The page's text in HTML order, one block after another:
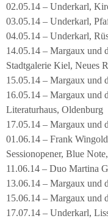
02.05.14 – Underkarl,
03.05.14 – Underkarl,
04.05.14 – Underkarl,
14.05.14 – Margaux und
Stadtgalerie Kiel, Neues
15.05.14 – Margaux und
16.05.14 – Margaux und
Literaturhaus, Oldenburg
17.05.14 – Margaux und
01.06.14 – Frank
Sessionopener, Blue
11.06.14 – Duo Martina
13.06.14 – Margaux und
15.06.14 – Margaux und
17.07.14 – Underkarl,